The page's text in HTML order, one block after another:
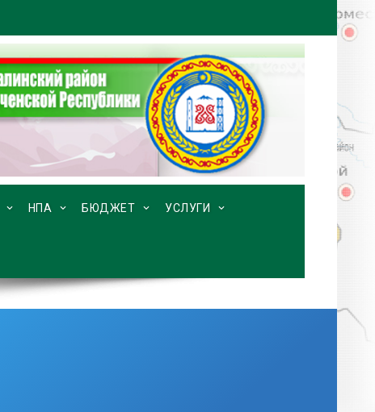
НПА БЮДЖЕТ УСЛУГИ